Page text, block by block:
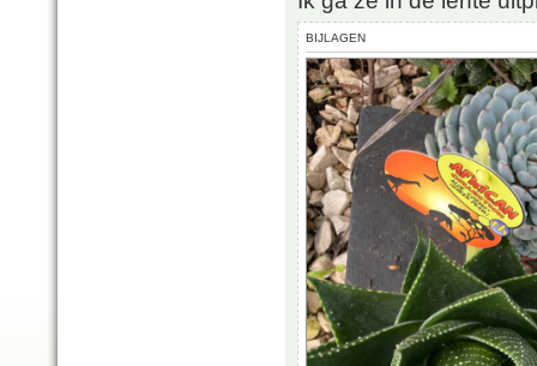
BIJLAGEN